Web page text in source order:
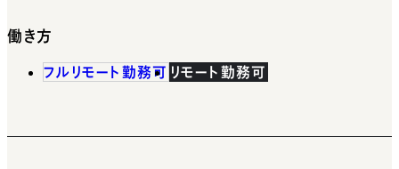
働き方
フルリモート勤務可 リモート勤務可